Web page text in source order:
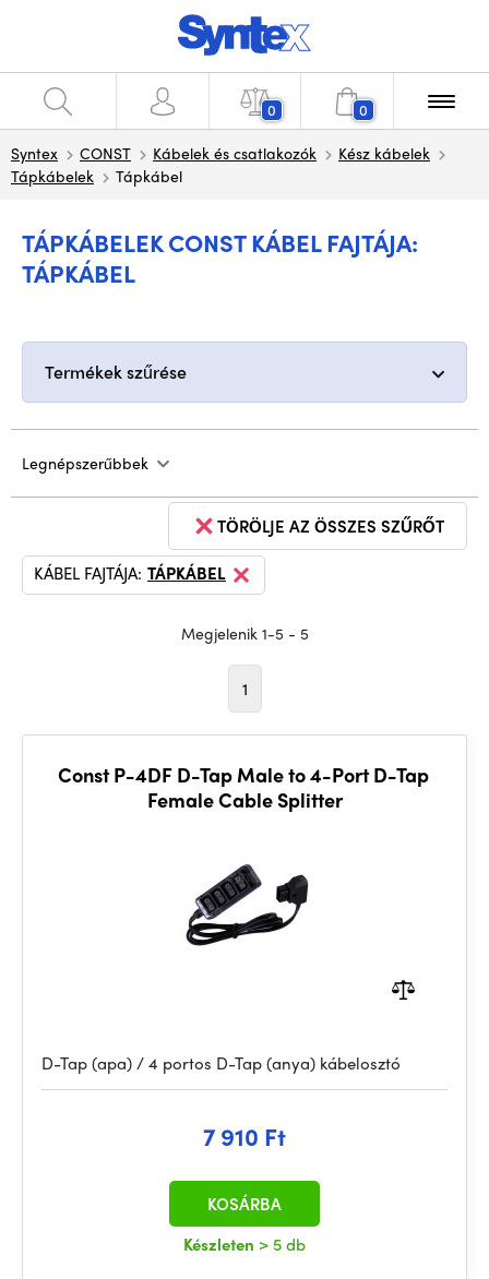
0 0
Syntex CONST Kábelek és csatlakozók
Kész kábelek
Tápkábelek
Tápkábel
TÁPKÁBELEK CONST KÁBEL FAJTÁJA:
TÁPKÁBEL
Termékek szűrése
Legnépszerűbbek
TÖRÖLJE AZ ÖSSZES SZŰRŐT
KÁBEL FAJTÁJA: TÁPKÁBEL
Megjelenik 1-5 - 5
1
Const P-4DF D-Tap Male to 4-Port D-Tap
Female Cable Splitter
D-Tap (apa) / 4 portos D-Tap (anya) kábelosztó
7 910 Ft
Készleten > 5 db
KOSÁRBA